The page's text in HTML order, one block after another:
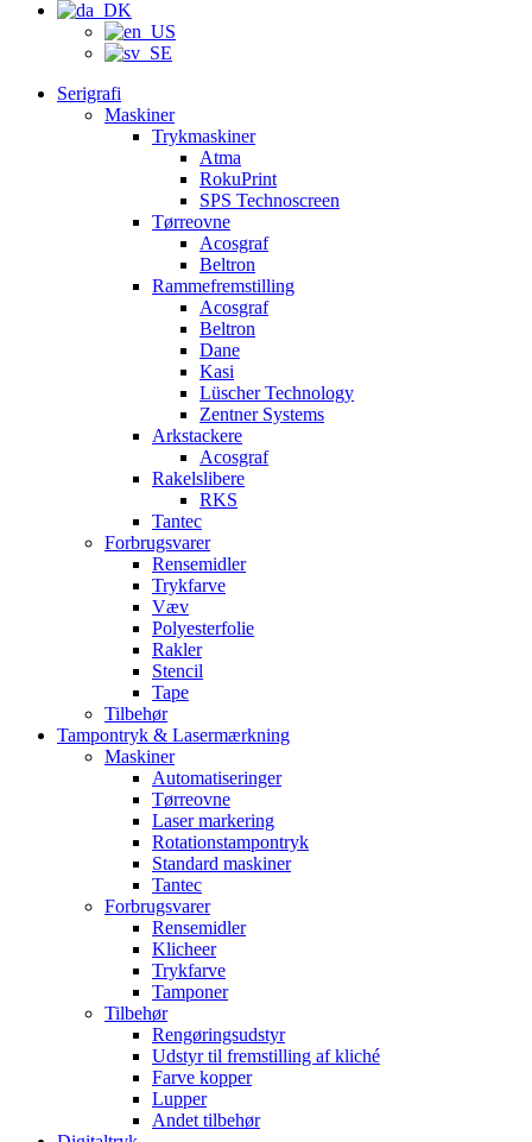
Serigrafi
Maskiner
Trykmaskiner
Atma
RokuPrint
SPS Technoscreen
Tørreovne
Acosgraf
Beltron
Rammefremstilling
Acosgraf
Beltron
Dane
Kasi
Lüscher Technology
Zentner Systems
Arkstackere
Acosgraf
Rakelslibere
RKS
Tantec
Forbrugsvarer
Rensemidler
Trykfarve
Væv
Polyesterfolie
Rakler
Stencil
Tape
Tilbehør
Tampontryk & Lasermærkning
Maskiner
Automatiseringer
Tørreovne
Laser markering
Rotationstampontryk
Standard maskiner
Tantec
Forbrugsvarer
Rensemidler
Klicheer
Trykfarve
Tamponer
Tilbehør
Rengøringsudstyr
Udstyr til fremstilling af kliché
Farve kopper
Lupper
Andet tilbehør